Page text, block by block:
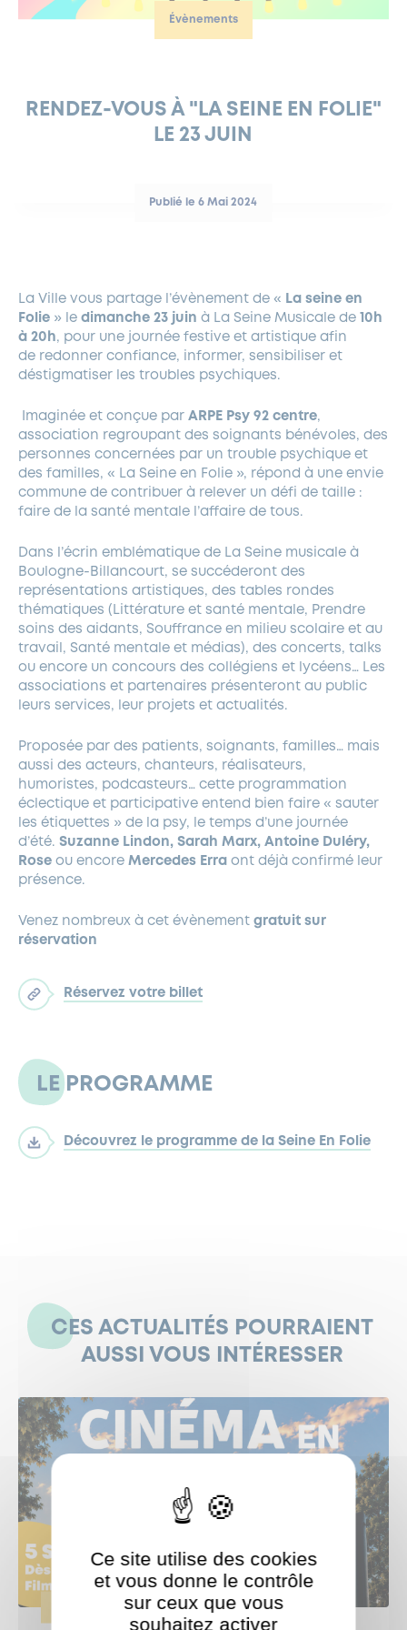
EAU POTABLE ET ASSAINISSEMENT
DÉCLARATION DE CATASTROPHE NATURELLE
LOCATION DE SALLES
INFORMATIONS PRATIQUES
PANNEAUX D’AFFICHAGE LIBRE
DÉVELOPPEMENT DURABLE
DEMANDE D’ABATTAGE
GESTION DU PATRIMOINE ARBORÉ
Évènements
RENDEZ-VOUS À "LA SEINE EN FOLIE"
LE 23 JUIN
Publié le 6 Mai 2024
La Ville vous partage l’évènement de « La seine en
Folie » le dimanche 23 juin à La Seine Musicale de 10h
à 20h, pour une journée festive et artistique afin
de redonner confiance, informer, sensibiliser et
déstigmatiser les troubles psychiques.
Imaginée et conçue par ARPE Psy 92 centre,
association regroupant des soignants bénévoles, des
personnes concernées par un trouble psychique et
des familles, « La Seine en Folie », répond à une envie
commune de contribuer à relever un défi de taille :
faire de la santé mentale l’affaire de tous.
Dans l’écrin emblématique de La Seine musicale à
Boulogne-Billancourt, se succéderont des
représentations artistiques, des tables rondes
thématiques (Littérature et santé mentale, Prendre
soins des aidants, Souffrance en milieu scolaire et au
travail, Santé mentale et médias), des concerts, talks
ou encore un concours des collégiens et lycéens… Les
associations et partenaires présenteront au public
leurs services, leur projets et actualités.
Proposée par des patients, soignants, familles… mais
aussi des acteurs, chanteurs, réalisateurs,
humoristes, podcasteurs… cette programmation
éclectique et participative entend bien faire « sauter
les étiquettes » de la psy, le temps d’une journée
d’été. Suzanne Lindon, Sarah Marx, Antoine Duléry,
Rose ou encore Mercedes Erra ont déjà confirmé leur
présence.
Venez nombreux à cet évènement gratuit sur
réservation
Réservez votre billet
LE PROGRAMME
Découvrez le programme de la Seine En Folie
CES ACTUALITÉS POURRAIENT
AUSSI VOUS INTÉRESSER
ÉVÈNEMENTS
ShareThis est désactivé.
Ce site utilise des cookies
et vous donne le contrôle
sur ceux que vous
souhaitez activer